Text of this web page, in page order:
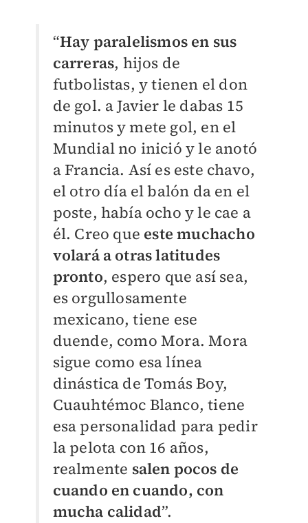
“Hay paralelismos en sus
carreras, hijos de
futbolistas, y tienen el don
de gol. a Javier le dabas 15
minutos y mete gol, en el
Mundial no inició y le anotó
a Francia. Así es este chavo,
el otro día el balón da en el
poste, había ocho y le cae a
él. Creo que este muchacho
volará a otras latitudes
pronto, espero que así sea,
es orgullosamente
mexicano, tiene ese
duende, como Mora. Mora
sigue como esa línea
dinástica de Tomás Boy,
Cuauhtémoc Blanco, tiene
esa personalidad para pedir
la pelota con 16 años,
realmente salen pocos de
cuando en cuando, con
mucha calidad”.